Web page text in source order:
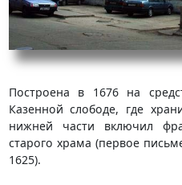
Построена в 1676 на
Казенной слободе, где
нижней части включил
старого храма (первое
1625).